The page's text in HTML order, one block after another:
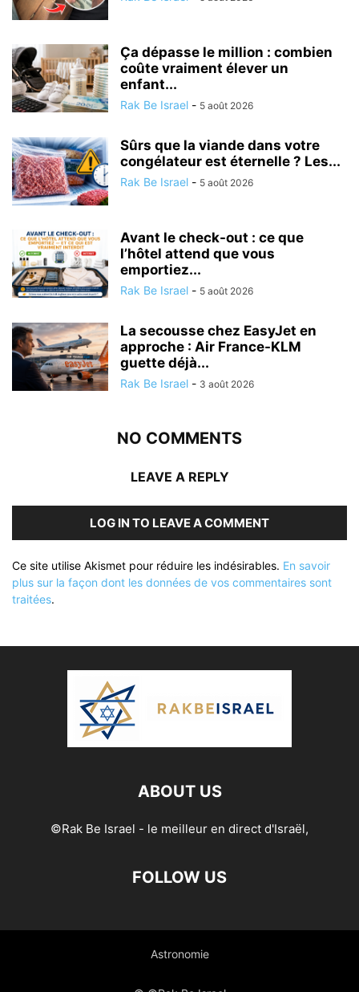
Ça dépasse le million : combien
coûte vraiment élever un
enfant...
Rak Be Israel - 5 août 2026
Sûrs que la viande dans votre
congélateur est éternelle ? Les...
Rak Be Israel - 5 août 2026
Avant le check-out : ce que
l’hôtel attend que vous
emportiez...
Rak Be Israel - 5 août 2026
La secousse chez EasyJet en
approche : Air France-KLM
guette déjà...
Rak Be Israel - 3 août 2026
NO COMMENTS
LEAVE A REPLY
LOG IN TO LEAVE A COMMENT
Ce site utilise Akismet pour réduire les indésirables. En savoir
plus sur la façon dont les données de vos commentaires sont
traitées.
ABOUT US
©Rak Be Israel - le meilleur en direct d'Israël,
FOLLOW US
Astronomie